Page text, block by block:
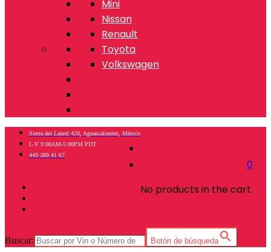
Mini
Nissan
Renault
Toyota
Volkswagen
0
No products in the cart.
Sierra del Laurel 420, Aguascalientes, México
L-V 9:00AM-5:00PM PDT
449 389 41 67
Buscar: Botón de búsqueda